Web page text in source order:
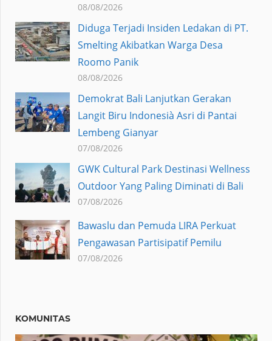
08/08/2026
Diduga Terjadi Insiden Ledakan di PT.
Smelting Akibatkan Warga Desa
Roomo Panik
08/08/2026
Demokrat Bali Lanjutkan Gerakan
Langit Biru Indonesià Asri di Pantai
Lembeng Gianyar
07/08/2026
GWK Cultural Park Destinasi Wellness
Outdoor Yang Paling Diminati di Bali
07/08/2026
Bawaslu dan Pemuda LIRA Perkuat
Pengawasan Partisipatif Pemilu
07/08/2026
KOMUNITAS